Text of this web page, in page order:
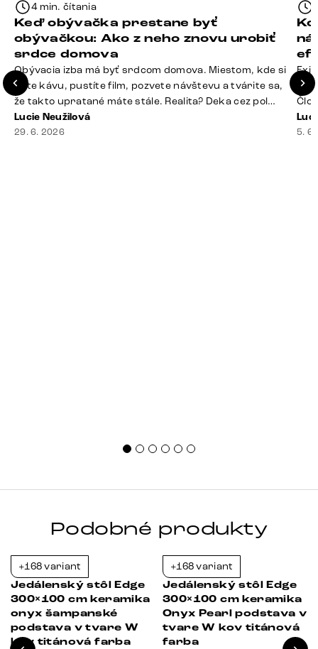
4 min. čítania
Keď obývačka prestane byť
obývačkou: Ako z neho znovu urobiť
srdce domova
Obývacia izba má byť srdcom domova. Miestom, kde si
dáte kávu, pustíte film, pozvete návštevu a tvárite sa,
že takto upratané máte stále. Realita? Deka cez pol
sedačky, ovládač záhadne zmizol, konferenčný stolík
slúži ako odkladisko všetkého od účteniek po balzam
Lucie Neužilová
29. 6. 2026
si
5.
Podobné produkty
+168 variant
Jedálenský stôl Edge
300×100 cm keramika
onyx šampanské
podstava v tvare W
kov titánová farba
+168 variant
Jedálenský stôl Edge
300×100 cm keramika
Onyx Pearl podstava v
tvare W kov titánová
farba